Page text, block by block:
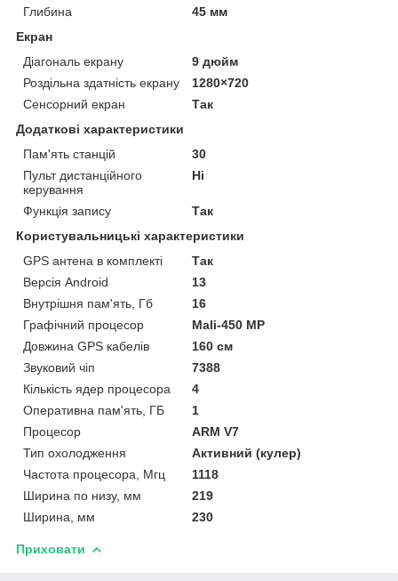
Глибина
45 мм
Екран
Діагональ екрану
9 дюйм
Роздільна здатність екрану
1280×720
Сенсорний екран
Так
Додаткові характеристики
Пам'ять станцій
30
Пульт дистанційного
керування
Ні
Функція запису
Так
Користувальницькі характеристики
GPS антена в комплекті
Так
Версія Android
13
Внутрішня пам'ять, Гб
16
Графічний процесор
Mali-450 MP
Довжина GPS кабелів
160 см
Звуковий чіп
7388
Кількість ядер процесора
4
Оперативна пам'ять, ГБ
1
Процесор
ARM V7
Тип охолодження
Активний (кулер)
Частота процесора, Мгц
1118
Ширина по низу, мм
219
Ширина, мм
230
Приховати